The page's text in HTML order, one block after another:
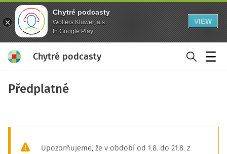
Chytré podcasty
Wolters Kluwer, a.s.
In Google Play
VIEW
Chytré podcasty
Předplatné
Upozorňujeme, že v období od 1.8. do 21.8. z